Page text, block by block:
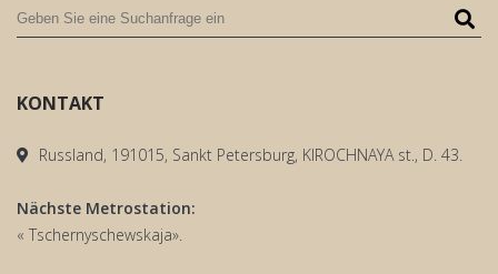
KONTAKT
Russland, 191015, Sankt Petersburg, KIROCHNAYA st., D. 43.
Nächste Metrostation:
« Tschernyschewskaja».